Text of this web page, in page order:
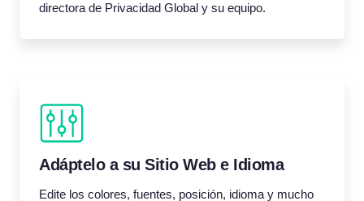
directora de Privacidad Global y su equipo.
Adáptelo a su Sitio Web e Idioma
Edite los colores, fuentes, posición, idioma y mucho